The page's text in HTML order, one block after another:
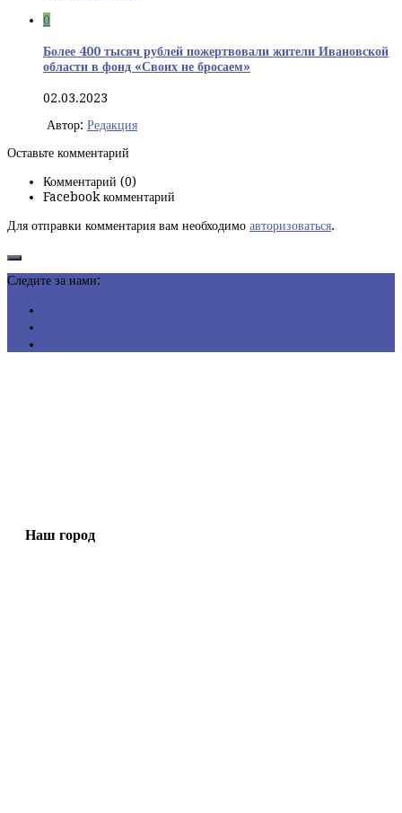
0
Более 400 тысяч рублей пожертвовали жители Ивановской
области в фонд «Своих не бросаем»
02.03.2023
Автор: Редакция
Оставьте комментарий
Комментарий (0)
Facebook комментарий
Для отправки комментария вам необходимо авторизоваться.
Следите за нами:
Наш город